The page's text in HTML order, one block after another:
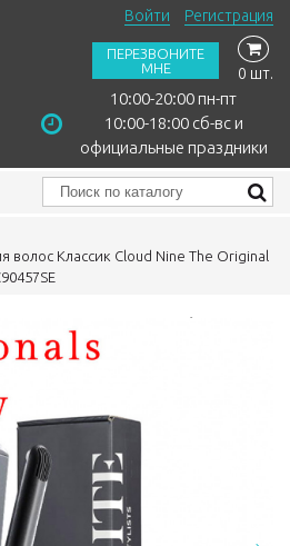
10:00-20:00 пн-пт
10:00-18:00 сб-вс и
официальные праздники
Войти Регистрация
ПЕРЕЗВОНИТЕ
МНЕ
0 шт.
волос Классик Cloud Nine The Original